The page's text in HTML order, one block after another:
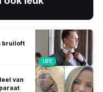
LIFE
bruiloft
van